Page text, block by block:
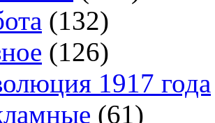
(132)
(126)
1917 года
(61)